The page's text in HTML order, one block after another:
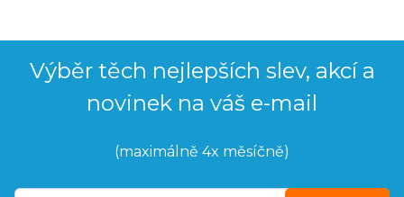
Výběr těch nejlepších slev, akcí a
novinek na váš e-mail
(maximálně 4x měsíčně)